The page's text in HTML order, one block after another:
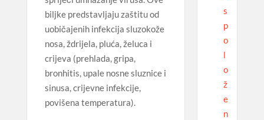
biljke predstavljaju zaštitu od
uobičajenih infekcija sluzokože
nosa, ždrijela, pluća, želuca i
crijeva (prehlada, gripa,
bronhitis, upale nosne sluznice i
sinusa, crijevne infekcije,
povišena temperatura).
s
p
o
l
o
ž
e
n